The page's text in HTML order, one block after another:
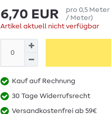
6,70 EUR pro 0,5 Meter
/ Meter)
Artikel aktuell nicht verfügbar
Kauf auf Rechnung
30 Tage Widerrufsrecht
Versandkostenfrei ab 59€